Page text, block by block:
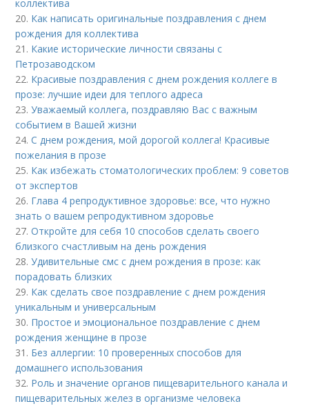
коллектива
20. Как написать оригинальные поздравления с днем
рождения для коллектива
21. Какие исторические личности связаны с
Петрозаводском
22. Красивые поздравления с днем рождения коллеге в
прозе: лучшие идеи для теплого адреса
23.Уважаемый коллега, поздравляю Вас с важным
событием в Вашей жизни
24.С днем рождения, мой дорогой коллега! Красивые
пожелания в прозе
25. Как избежать стоматологических проблем: 9 советов
от экспертов
26. Глава 4 репродуктивное здоровье: все, что нужно
знать о вашем репродуктивном здоровье
27.Откройте для себя 10 способов сделать своего
близкого счастливым на день рождения
28.Удивительные смс с днем рождения в прозе: как
порадовать близких
29. Как сделать свое поздравление с днем рождения
уникальным и универсальным
30. Простое и эмоциональное поздравление с днем
рождения женщине в прозе
31. Без аллергии: 10 проверенных способов для
домашнего использования
32. Роль и значение органов пищеварительного канала и
пищеварительных желез в организме человека